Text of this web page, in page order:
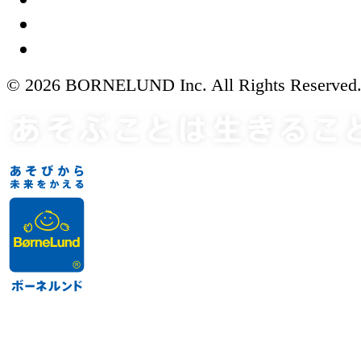
© 2026 BORNELUND Inc. All Rights Reserved.